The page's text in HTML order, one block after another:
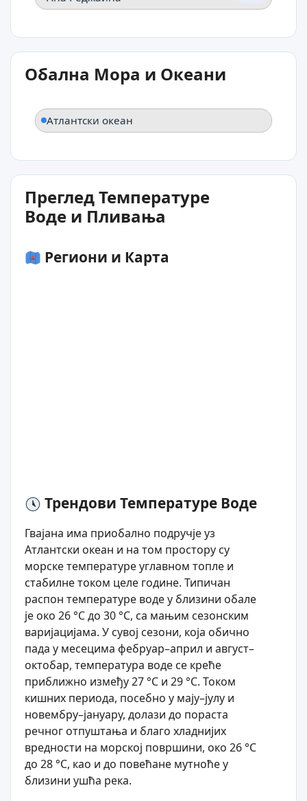
Обална Мора и Океани
Атлантски океан
Преглед Температуре
Воде и Пливања
Региони и Карта
Трендови Температуре Воде
Гвајана има приобално подручје уз
Атлантски океан и на том простору су
морске температуре углавном топле и
стабилне током целе године. Типичан
распон температуре воде у близини обале
је око 26 °C до 30 °C, са мањим сезонским
варијацијама. У сувој сезони, која обично
пада у месецима фебруар–април и август–
октобар, температура воде се креће
приближно између 27 °C и 29 °C. Током
кишних периодa, посебно у мају–јулу и
новембру–јануару, долази до пораста
речног отпуштања и благо хладнијих
вредности на морској површини, око 26 °C
до 28 °C, као и до повећане мутноће у
близини ушћа река.